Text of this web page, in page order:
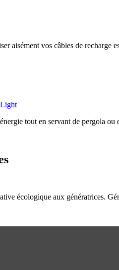
aisément vos câbles de recharge
tout en servant de pergola ou
écologique aux génératrices.